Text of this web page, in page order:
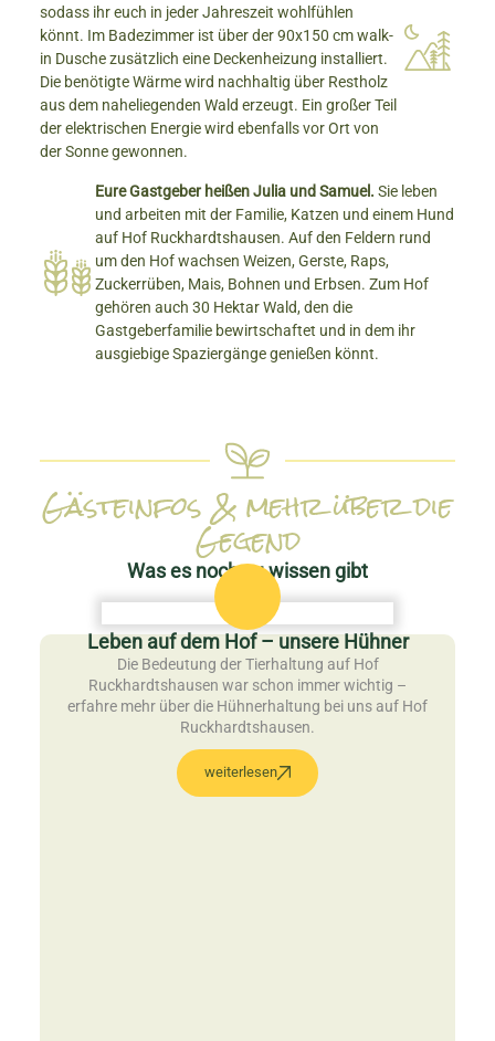
sodass ihr euch in jeder Jahreszeit wohlfühlen
könnt. Im Badezimmer ist über der 90x150 cm walk-
in Dusche zusätzlich eine Deckenheizung installiert.
Die benötigte Wärme wird nachhaltig über Restholz
aus dem naheliegenden Wald erzeugt. Ein großer Teil
der elektrischen Energie wird ebenfalls vor Ort von
der Sonne gewonnen.
Eure Gastgeber heißen Julia und Samuel. Sie leben
und arbeiten mit der Familie, Katzen und einem Hund
auf Hof Ruckhardtshausen. Auf den Feldern rund
um den Hof wachsen Weizen, Gerste, Raps,
Zuckerrüben, Mais, Bohnen und Erbsen. Zum Hof
gehören auch 30 Hektar Wald, den die
Gastgeberfamilie bewirtschaftet und in dem ihr
ausgiebige Spaziergänge genießen könnt.
Gästeinfos & mehr über die
Gegend
Was es noch zu wissen gibt
Leben auf dem Hof – unsere Hühner
Die Bedeutung der Tierhaltung auf Hof
Ruckhardtshausen war schon immer wichtig –
erfahre mehr über die Hühnerhaltung bei uns auf Hof
Ruckhardtshausen.
weiterlesen